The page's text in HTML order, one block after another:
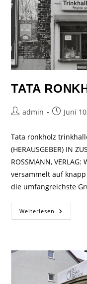
TATA
admin Juni
Tata ronkholz
(HERAUSGEBER) IN
ROSSMANN, VERLAG:
versammelt auf
die umfangreichste
Weiterlesen